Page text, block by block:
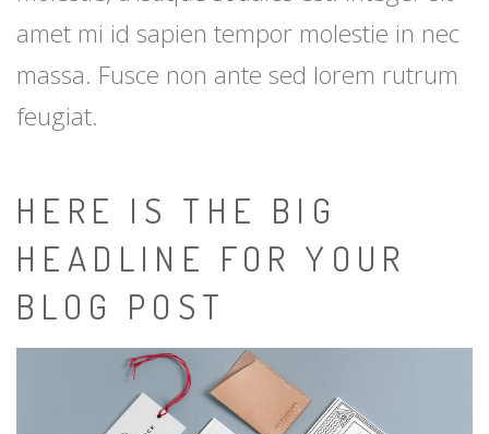
amet mi id sapien tempor molestie in nec
massa. Fusce non ante sed lorem rutrum
feugiat.
HERE IS THE BIG
HEADLINE FOR YOUR
BLOG POST